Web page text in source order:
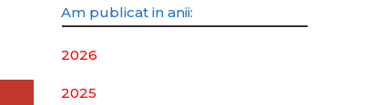
Am publicat in anii:
2026
2025